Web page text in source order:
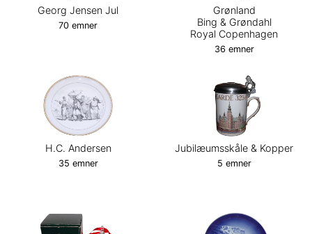
Georg Jensen Jul
70 emner
Grønland
Bing & Grøndahl
Royal Copenhagen
36 emner
H.C. Andersen
35 emner
Jubilæumsskåle & Kopper
5 emner